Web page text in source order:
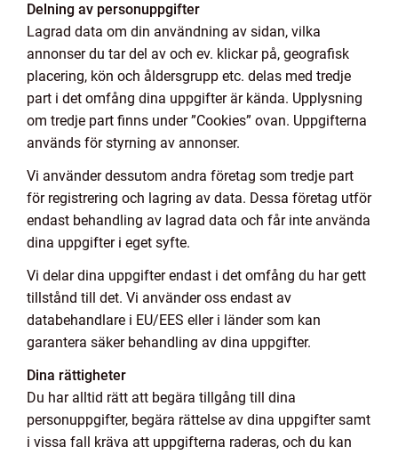
Delning av personuppgifter
Lagrad data om din användning av sidan, vilka
annonser du tar del av och ev. klickar på, geografisk
placering, kön och åldersgrupp etc. delas med tredje
part i det omfång dina uppgifter är kända. Upplysning
om tredje part finns under ”Cookies” ovan. Uppgifterna
används för styrning av annonser.
Vi använder dessutom andra företag som tredje part
för registrering och lagring av data. Dessa företag utför
endast behandling av lagrad data och får inte använda
dina uppgifter i eget syfte.
Vi delar dina uppgifter endast i det omfång du har gett
tillstånd till det. Vi använder oss endast av
databehandlare i EU/EES eller i länder som kan
garantera säker behandling av dina uppgifter.
Dina rättigheter
Du har alltid rätt att begära tillgång till dina
personuppgifter, begära rättelse av dina uppgifter samt
i vissa fall kräva att uppgifterna raderas, och du kan